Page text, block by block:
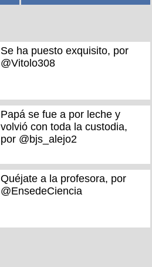
Se ha puesto exquisito, por
@Vitolo308
Papá se fue a por leche y
volvió con toda la custodia,
por @bjs_alejo2
Quéjate a la profesora, por
@EnsedeCiencia